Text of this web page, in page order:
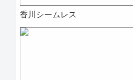
香川シームレス